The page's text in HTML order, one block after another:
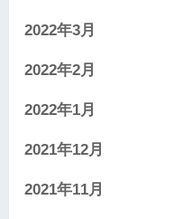
2022年3月
2022年2月
2022年1月
2021年12月
2021年11月